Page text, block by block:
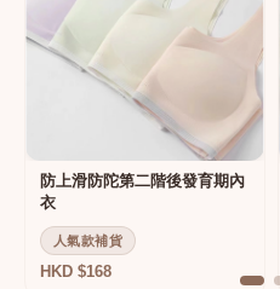
防上滑防陀第二階後發育期內
衣
人氣款補貨
HKD $168